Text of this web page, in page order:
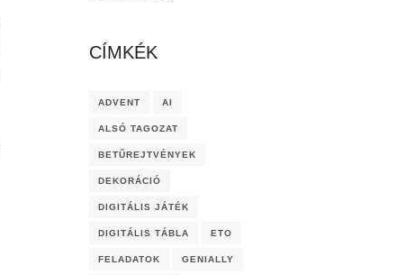
CÍMKÉK
ADVENT AI
ALSÓ TAGOZAT
BETŰREJTVÉNYEK
DEKORÁCIÓ
DIGITÁLIS JÁTÉK
DIGITÁLIS TÁBLA ETO
FELADATOK GENIALLY